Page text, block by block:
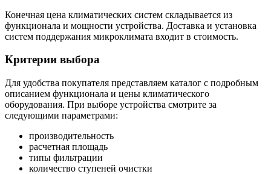
Конечная цена климатических систем складывается из
функционала и мощности устройства. Доставка и установка
систем поддержания микроклимата входит в стоимость.
Критерии выбора
Для удобства покупателя представляем каталог с подробным
описанием функционала и цены климатического
оборудования. При выборе устройства смотрите за
следующими параметрами:
производительность
расчетная площадь
типы фильтрации
количество ступеней очистки